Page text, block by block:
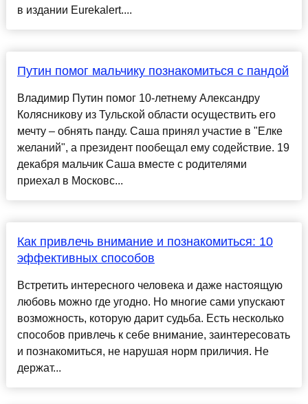
в издании Eurekalert....
Путин помог мальчику познакомиться с пандой
Владимир Путин помог 10-летнему Александру
Колясникову из Тульской области осуществить его
мечту – обнять панду. Саша принял участие в "Елке
желаний", а президент пообещал ему содействие. 19
декабря мальчик Саша вместе с родителями
приехал в Московс...
Как привлечь внимание и познакомиться: 10
эффективных способов
Встретить интересного человека и даже настоящую
любовь можно где угодно. Но многие сами упускают
возможность, которую дарит судьба. Есть несколько
способов привлечь к себе внимание, заинтересовать
и познакомиться, не нарушая норм приличия. Не
держат...